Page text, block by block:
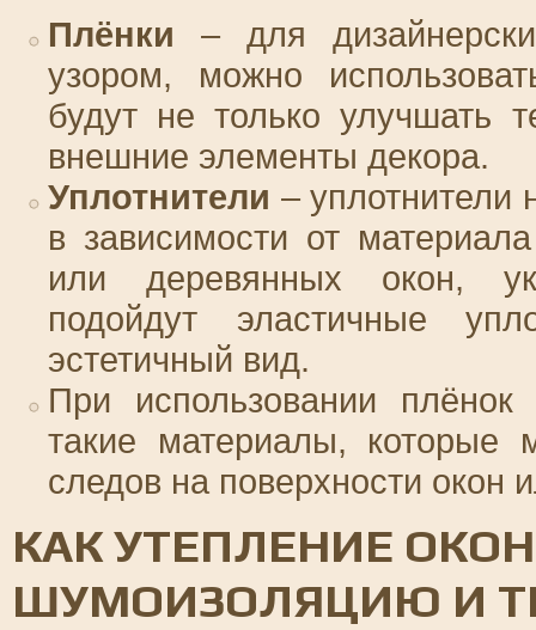
Плёнки – для
узором, можно
будут не только улучшать
внешние элементы декора.
Уплотнители – уплотнители
в зависимости от
или деревянных окон,
подойдут эластичные
эстетичный вид.
При использовании
такие материалы, которые
следов на поверхности окон
КАК УТЕПЛЕНИЕ
ШУМОИЗОЛЯЦИЮ И